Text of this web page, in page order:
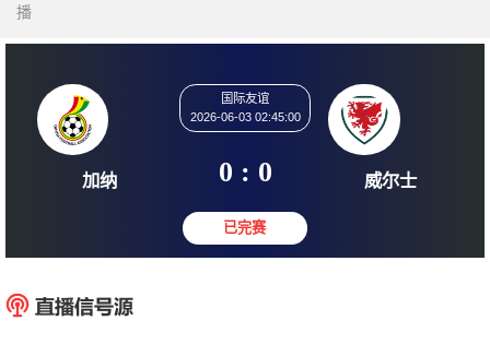
播
国际友谊
2026-06-03 02:45:00
0 : 0